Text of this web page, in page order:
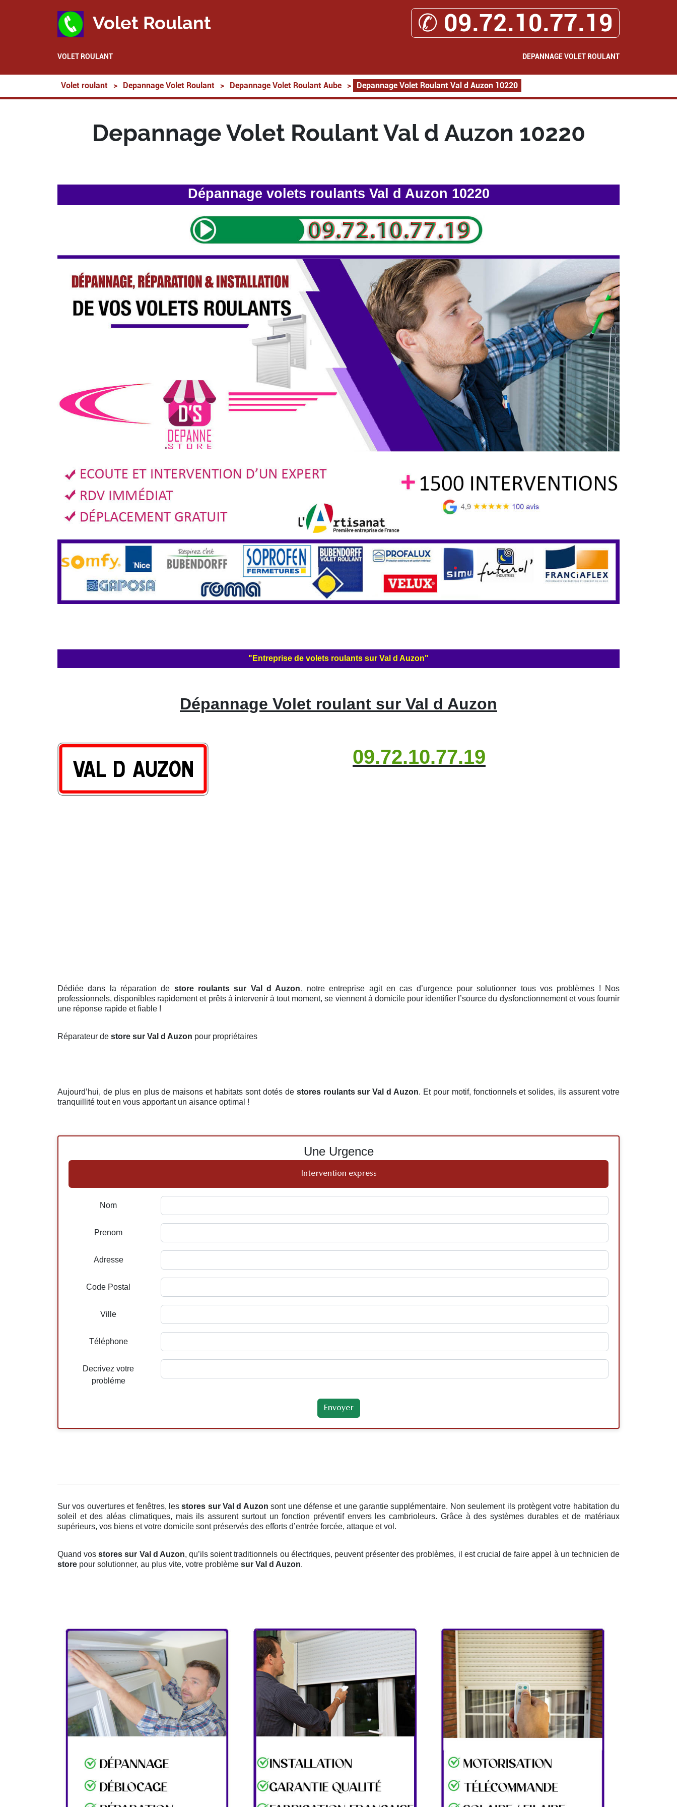
Volet Roulant ✆ 09.72.10.77.19
VOLET ROULANT DEPANNAGE VOLET ROULANT
Volet roulant > Depannage Volet Roulant > Depannage Volet Roulant Aube > Depannage Volet Roulant Val d Auzon 10220
Depannage Volet Roulant Val d Auzon 10220
Dépannage volets roulants Val d Auzon 10220
"Entreprise de volets roulants sur Val d Auzon"
Dépannage Volet roulant sur Val d Auzon
09.72.10.77.19
Dédiée dans la réparation de store roulants sur Val d Auzon, notre entreprise agit en cas d’urgence pour solutionner tous vos problèmes ! Nos
professionnels, disponibles rapidement et prêts à intervenir à tout moment, se viennent à domicile pour identifier l’source du dysfonctionnement et vous fournir
une réponse rapide et fiable !
Réparateur de store sur Val d Auzon pour propriétaires
Aujourd’hui, de plus en plus de maisons et habitats sont dotés de stores roulants sur Val d Auzon. Et pour motif, fonctionnels et solides, ils assurent votre
tranquillité tout en vous apportant un aisance optimal !
Une Urgence
Intervention express
Nom
Prenom
Adresse
Code Postal
Ville
Téléphone
Decrivez votre
probléme
Sur vos ouvertures et fenêtres, lesstores sur Val d Auzonsont une défense et une garantie supplémentaire. Non seulement ils protègent votre habitation du
soleil et des aléas climatiques, mais ils assurent surtout un fonction préventif envers les cambrioleurs. Grâce à des systèmes durables et de matériaux
supérieurs, vos biens et votre domicile sont préservés des efforts d’entrée forcée, attaque et vol.
Quand vosstores sur Val d Auzon, qu’ils soient traditionnels ou électriques, peuvent présenter des problèmes, il est crucial de faire appel à un technicien de
store pour solutionner, au plus vite, votre problème sur Val d Auzon.